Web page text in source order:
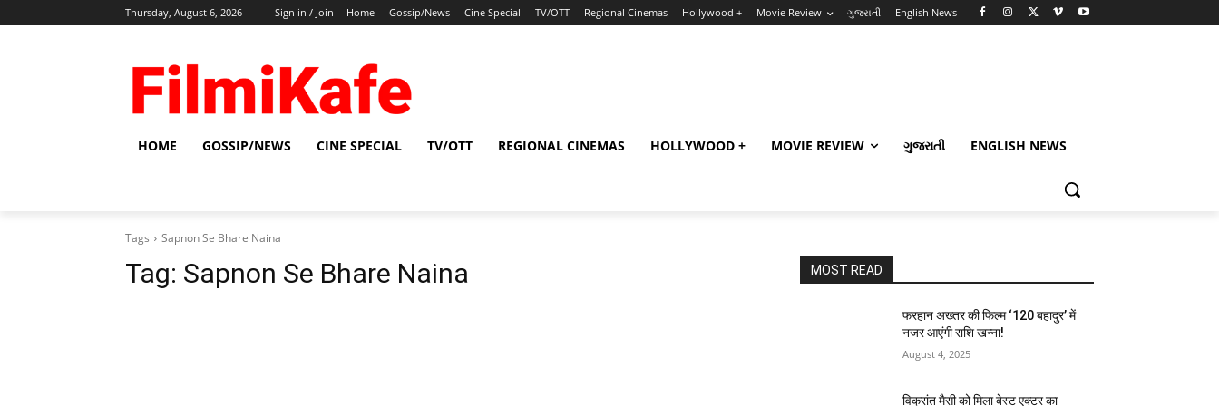
Thursday, August 6, 2026 Sign in / Join Home Gossip/News Cine Special TV/OTT Regional Cinemas Hollywood + Movie Review ગુજરાતી English News
HOME GOSSIP/NEWS CINE SPECIAL TV/OTT REGIONAL CINEMAS HOLLYWOOD + MOVIE REVIEW ગુજરાતી ENGLISH NEWS
Tags Sapnon Se Bhare Naina
Tag: Sapnon Se Bhare Naina MOST READ
फरहान अख्तर की फिल्म ‘120 बहादुर’ में
नजर आएंगी राशि खन्ना!
August 4, 2025
विक्रांत मैसी को मिला बेस्ट एक्टर का